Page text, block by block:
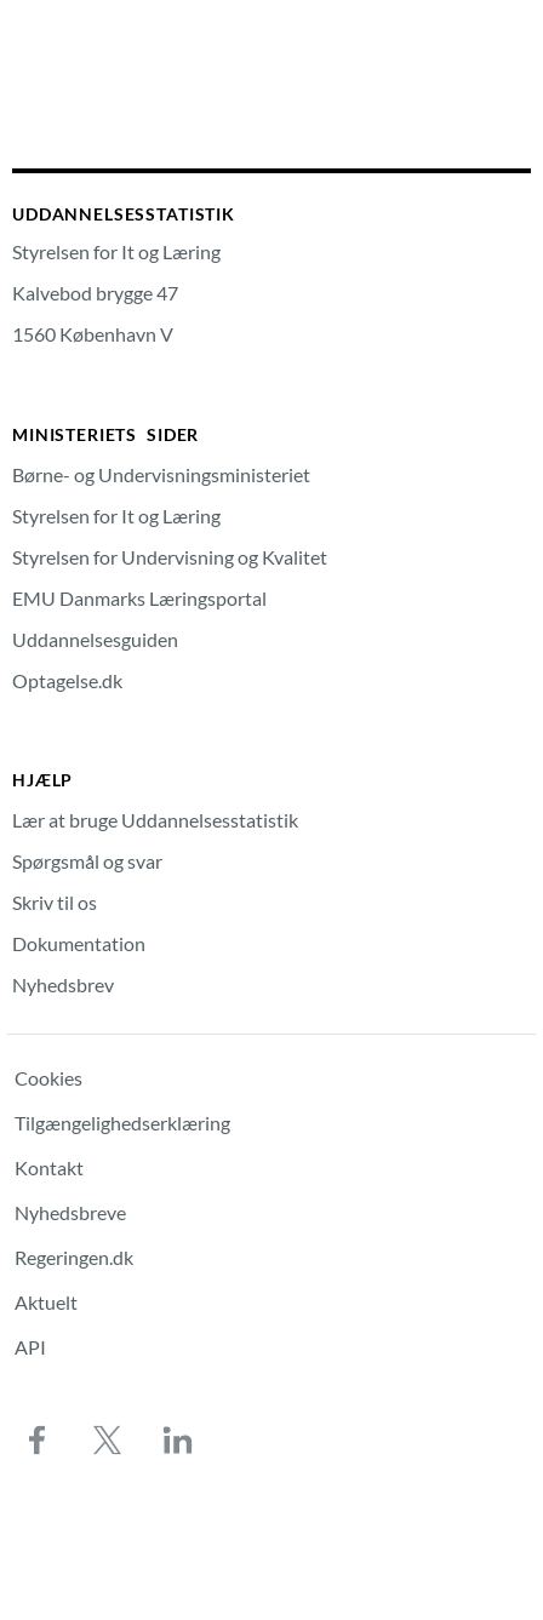
UDDANNELSESSTATISTIK
Styrelsen for It og Læring
Kalvebod brygge 47
1560 København V
MINISTERIETS SIDER
Børne- og Undervisningsministeriet
Styrelsen for It og Læring
Styrelsen for Undervisning og Kvalitet
EMU Danmarks Læringsportal
Uddannelsesguiden
Optagelse.dk
HJÆLP
Lær at bruge Uddannelsesstatistik
Spørgsmål og svar
Skriv til os
Dokumentation
Nyhedsbrev
Cookies
Tilgængelighedserklæring
Kontakt
Nyhedsbreve
Regeringen.dk
Aktuelt
API